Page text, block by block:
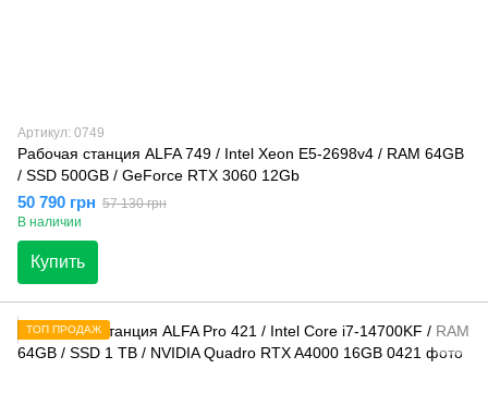
Артикул: 0749
Рабочая станция ALFA 749 / Intel Xeon E5-2698v4 / RAM 64GB
/ SSD 500GB / GeForce RTX 3060 12Gb
50 790 грн 57 130 грн
В наличии
Купить
ТОП ПРОДАЖ